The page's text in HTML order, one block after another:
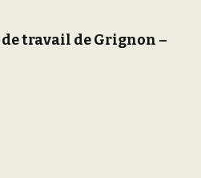
travail de Grignon –